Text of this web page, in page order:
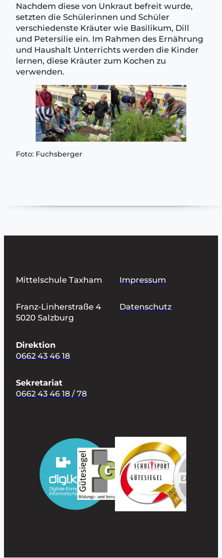
Nachdem diese von Unkraut befreit wurde,
setzten die Schülerinnen und Schüler
verschiedenste Kräuter wie Basilikum, Dill
und Petersilie ein. Im Rahmen des Ernährung
und Haushalt Unterrichts werden die Kinder
lernen, diese Kräuter zum Kochen zu
verwenden.
Foto: Fuchsberger
Mittelschule Taxham
Franz-Linherstraße 4
5020 Salzburg
Direktion
0662 43 46 18
Sekretariat
0662 43 46 18 / 78
Impressum
Datenschutz